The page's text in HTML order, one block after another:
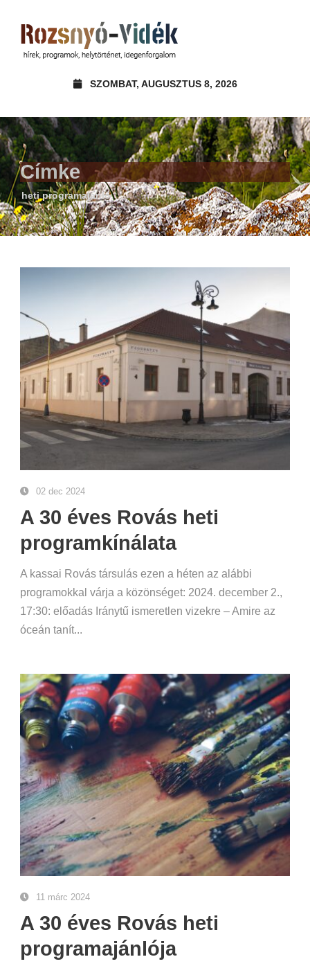
SZOMBAT, AUGUSZTUS 8, 2026
Címke
heti programajánló
02 dec 2024
A 30 éves Rovás heti
programkínálata
A kassai Rovás társulás ezen a héten az alábbi
programokkal várja a közönséget: 2024. december 2.,
17:30: előadás Iránytű ismeretlen vizekre – Amire az
óceán tanít...
11 márc 2024
A 30 éves Rovás heti
programajánlója